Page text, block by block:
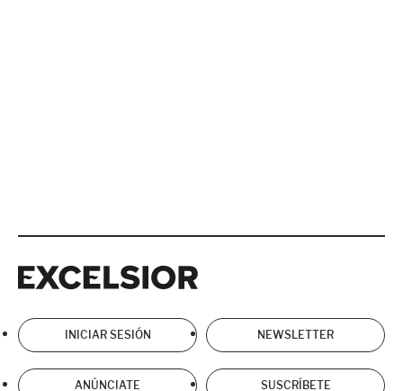
INICIAR SESIÓN NEWSLETTER
ANÚNCIATE SUSCRÍBETE